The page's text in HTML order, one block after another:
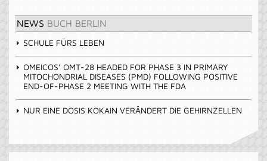
NEWS BUCH BERLIN
SCHULE FÜRS LEBEN
OMEICOS’ OMT-28 HEADED FOR PHASE 3 IN PRIMARY
MITOCHONDRIAL DISEASES (PMD) FOLLOWING POSITIVE
END-OF-PHASE 2 MEETING WITH THE FDA
NUR EINE DOSIS KOKAIN VERÄNDERT DIE GEHIRNZELLEN